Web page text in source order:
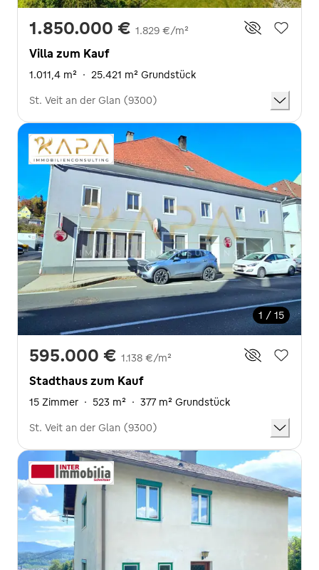
1.850.000 € 1.829 €/m²
Villa zum Kauf
1.011,4 m² · 25.421 m² Grundstück
St. Veit an der Glan (9300)
1 / 15
595.000 € 1.138 €/m²
Stadthaus zum Kauf
15 Zimmer · 523 m² · 377 m² Grundstück
St. Veit an der Glan (9300)